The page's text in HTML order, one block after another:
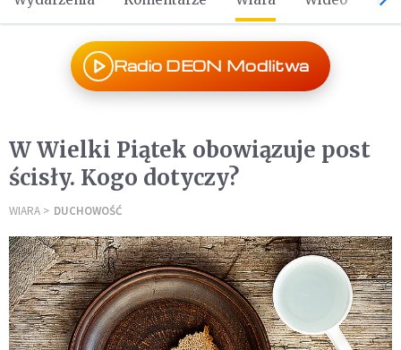
Radio DEON Modlitwa
W Wielki Piątek obowiązuje post
ścisły. Kogo dotyczy?
WIARA DUCHOWOŚĆ